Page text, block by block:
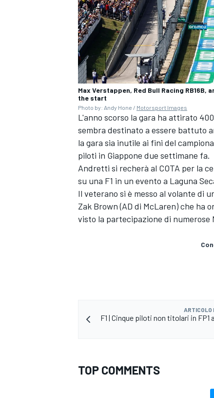
ENDURANCE/GT
MONOMARCA
Max Verstappen, Red Bull Racing
the start
Photo by: Andy Hone / Motorsport Images
L'anno scorso la gara ha attirato
sembra destinato a essere battuto
la gara sia inutile ai fini del
piloti in Giappone due settimane fa.
Andretti si recherà al COTA per la
su una F1 in un evento a Laguna
Il veterano si è messo al volante di
Zak Brown (AD di McLaren) che ha
visto la partecipazione di numerose
ARTICOLO
F1 | Cinque piloti non titolari in FP1
TOP COMMENTS